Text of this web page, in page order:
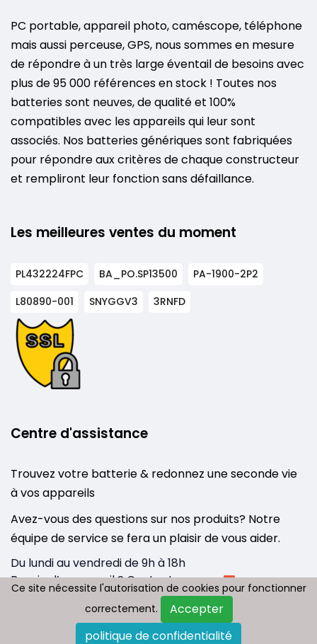
PC portable, appareil photo, caméscope, téléphone
mais aussi perceuse, GPS, nous sommes en mesure
de répondre à un très large éventail de besoins avec
plus de 95 000 références en stock ! Toutes nos
batteries sont neuves, de qualité et 100%
compatibles avec les appareils qui leur sont
associés. Nos batteries génériques sont fabriquées
pour répondre aux critères de chaque constructeur
et rempliront leur fonction sans défaillance.
Les meilleures ventes du moment
PL432224FPC BA_PO.SP13500
PA-1900-2P2
L80890-001
SNYGGV3 3RNFD
Centre d'assistance
Trouvez votre batterie & redonnez une seconde vie
à vos appareils
Avez-vous des questions sur nos produits? Notre
équipe de service se fera un plaisir de vous aider.
Du lundi au vendredi de 9h à 18h
Besoin d’un conseil ? Contactez-nous :
info@tousbatterie.com
Substack
Ce site nécessite l'autorisation de cookies pour fonctionner
correctement.
Accepter
politique de confidentialité
Ce site nécessite l'autorisation de cookies pour fonctionner
correctement.
Accepter
politique de confidentialité